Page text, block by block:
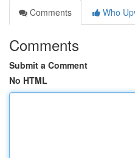
Comments
Who
Comments
Submit a Comment
No HTML